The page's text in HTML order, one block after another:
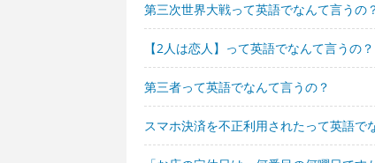
第三次世界大戦って英語でなんて言うの
【2人は恋人】って英語でなんて言うの？
第三者って英語でなんて言うの？
スマホ決済を不正利用されたって英語で